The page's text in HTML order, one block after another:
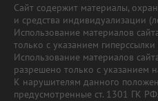
Сайт содержит материалы,
и средства индивидуализации
Использование материалов
только с указанием
Использование материалов
разрешено только с указанием
К нарушителям данного
предусмотренные ст. 1301 ГК РФ.